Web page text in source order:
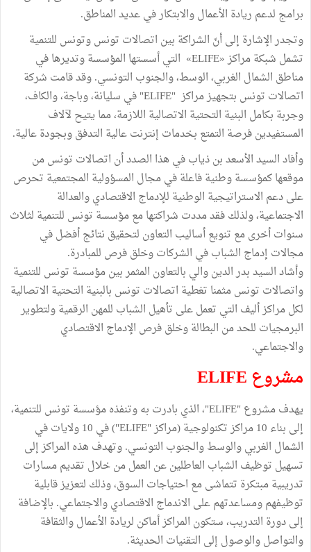
برامج لدعم ريادة الأعمال والابتكار في عديد المناطق.
وتجدر الإشارة إلى أنّ الشراكة بين اتصالات تونس وتونس للتنمية
تشمل شبكة مراكز «ELIFE» التي أسستها المؤسسة وتديرها في
مناطق الشمال الغربي، الوسط، والجنوب التونسي. وقد قامت شركة
اتصالات تونس بتجهيز مراكز "ELIFE" في سليانة، وباجة، والكاف،
وجربة بكامل البنية التحتية الاتصالية اللازمة، مما يتيح لآلاف
المستفيدين فرصة التمتع بخدمات إنترنت عالية التدفق وبجودة عالية.
وأفاد السيد الأسعد بن ذياب في هذا الصدد أن اتصالات تونس من
موقعها كمؤسسة وطنية فاعلة في مجال المسؤولية المجتمعية تحرص
على دعم الاستراتيجية الوطنية للإدماج الاقتصادي والعدالة
الاجتماعية، ولذلك فقد مددت شراكتها مع مؤسسة تونس للتنمية لثلاث
سنوات أخرى مع تنويع أساليب التعاون لتحقيق نتائج أفضل في
مجالات إدماج الشباب في الشركات وخلق فرص للمبادرة.
وأشاد السيد بدر الدين والي بالتعاون المثمر بين مؤسسة تونس للتنمية
واتصالات تونس مثمنا تغطية اتصالات تونس بالبنية التحتية الاتصالية
لكل مراكز أليف التي تعمل على تأهيل الشباب للمهن الرقمية ولتطوير
البرمجيات للحد من البطالة وخلق فرص الإدماج الاقتصادي
والاجتماعي.
مشروع ELIFE
يهدف مشروع "ELIFE"، الذي بادرت به وتنفذه مؤسسة تونس للتنمية،
إلى بناء 10 مراكز تكنولوجية (مراكز "ELIFE") في 10 ولايات في
الشمال الغربي والوسط والجنوب التونسي. وتهدف هذه المراكز إلى
تسهيل توظيف الشباب العاطلين عن العمل من خلال تقديم مسارات
تدريبية مبتكرة تتماشى مع احتياجات السوق، وذلك لتعزيز قابلية
توظيفهم ومساعدتهم على الاندماج الاقتصادي والاجتماعي. بالإضافة
إلى دورة التدريب، ستكون المراكز أماكن لريادة الأعمال والثقافة
والتواصل والوصول إلى التقنيات الحديثة.